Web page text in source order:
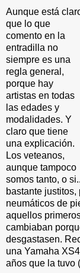
Aunque está
que lo que
comento en la
entradilla no
siempre es una
regla general,
porque hay
artistas en todas
las edades y
modalidades. Y
claro que tiene
una explicación.
Los veteanos,
aunque tampoco
somos tanto, o
bastante justitos,
neumáticos de
aquellos
cambiaban
desgastasen.
una Yamaha
años que la tuvo